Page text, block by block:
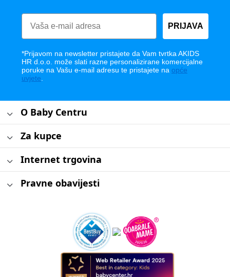
PRIJAVA
*Prijavom na newsletter pristajete da Vam tvrtka AKIDS
HR d.o.o. može slati razne personalizirane komercijalne
poruke na Vašu e-mail adresu te pristajete na opće
uvjete
O Baby Centru
Za kupce
Internet trgovina
Pravne obavijesti